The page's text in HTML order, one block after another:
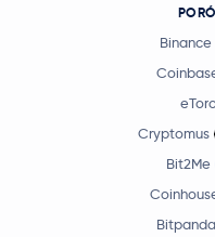
Binance
Cryptomus
Bit2Me
Bitpanda